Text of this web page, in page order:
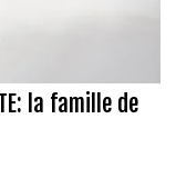
la famille de